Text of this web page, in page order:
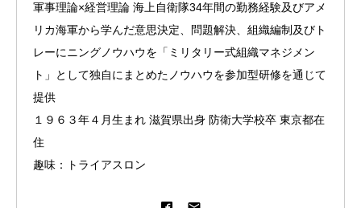
軍事理論×経営理論 海上自衛隊34年間の勤務経験及びアメ
リカ海軍から学んだ意思決定、問題解決、組織編制及びト
レーにニングノウハウを「ミリタリー式組織マネジメン
ト」として独自にまとめたノウハウを参加型研修を通じて
提供
１９６３年４月生まれ 滋賀県出身 防衛大学校卒 東京都在
住
趣味：トライアスロン